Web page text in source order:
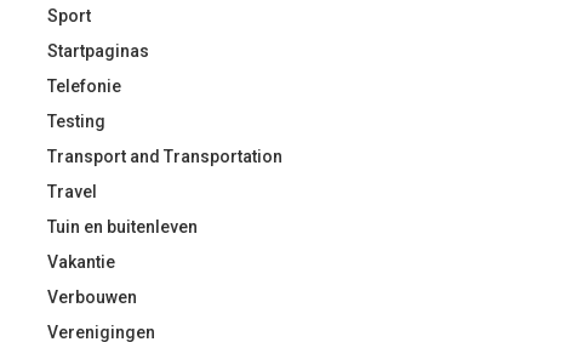
Sport
Startpaginas
Telefonie
Testing
Transport and Transportation
Travel
Tuin en buitenleven
Vakantie
Verbouwen
Verenigingen